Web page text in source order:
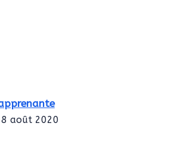
août 2020